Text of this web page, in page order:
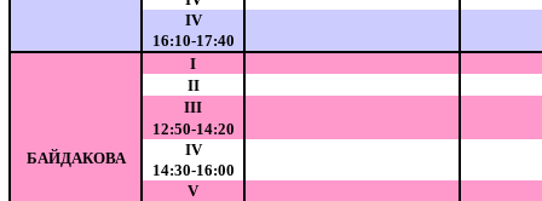
IV
16:10-17:40
БАЙДАКОВА
I
II
III
12:50-14:20
IV
14:30-16:00
V